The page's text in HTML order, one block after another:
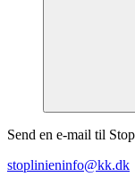
Send en e-mail til
stoplinieninfo@kk.dk